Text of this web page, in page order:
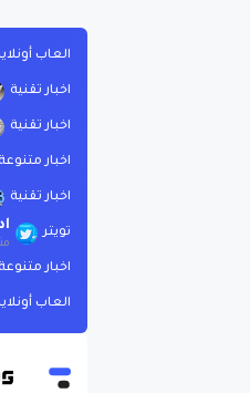
العاب
اخبار تقنية
اخبار تقنية
اخبار متنوعة
اخبار تقنية
تويتر
منذ 3
اخبار متنوعة
العاب